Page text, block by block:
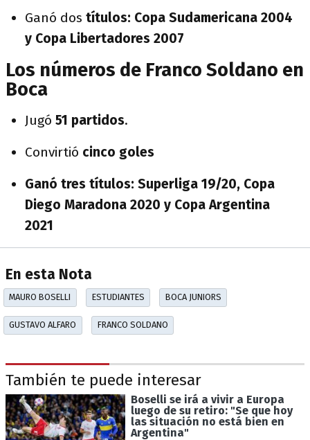
Ganó dos títulos: Copa Sudamericana 2004
y Copa Libertadores 2007
Los números de Franco Soldano en
Boca
Jugó 51 partidos.
Convirtió cinco goles
Ganó tres títulos: Superliga 19/20, Copa
Diego Maradona 2020 y Copa Argentina
2021
En esta Nota
MAURO BOSELLI ESTUDIANTES BOCA JUNIORS
GUSTAVO ALFARO FRANCO SOLDANO
También te puede interesar
Boselli se irá a vivir a Europa
luego de su retiro: "Se que hoy
las situación no está bien en
Argentina"